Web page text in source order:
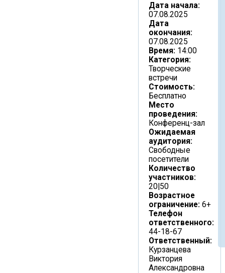
Дата начала:
07.08.2025
Дата
окончания:
07.08.2025
Время: 14:00
Категория:
Творческие
встречи
Стоимость:
Бесплатно
Место
проведения:
Конференц-зал
Ожидаемая
аудитория:
Свободные
посетители
Количество
участников:
20|50
Возрастное
ограничение: 6+
Телефон
ответственного:
44-18-67
Ответственный:
Курзанцева
Виктория
Александровна